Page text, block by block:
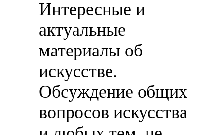
Интересные и
актуальные
материалы об
искусстве.
Обсуждение общих
вопросов искусства